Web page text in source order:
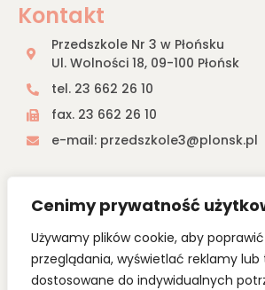
Cenimy prywatność
Używamy plików cookie, aby
przeglądania, wyświetlać reklamy lub
dostosowane do indywidualnych
Kontakt
Przedszkole Nr 3 w Płońsku
Ul. Wolności 18, 09-100 Płońsk
tel. 23 662 26 10
fax. 23 662 26 10
e-mail: przedszkole3@plonsk.pl
Przedszkole nr 3 w Płońsku jest właśnie
pamięć o nim jest wciąż żywa.
Wszyscy pracują wspólnie dla dobra
poczucie bezpieczeństwa, radość w